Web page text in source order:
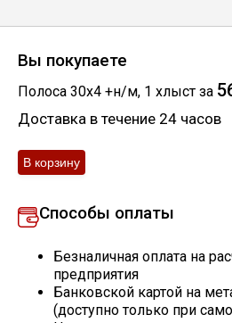
Скобо-гибочные
Нержавейка
Алюминиевый
Вы покупаете
Полоса 30х4 +н/м, 1 хлыст за
Доставка в течение 24 часов
Способы оплаты
Безналичная оплата на
предприятия
Банковской картой на
(доступно только при